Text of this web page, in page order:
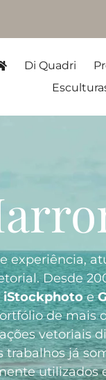
Di Quadri
experiência,
Desde
iStockphotoe
de mais
vetoriais
trabalhos já
utilizados